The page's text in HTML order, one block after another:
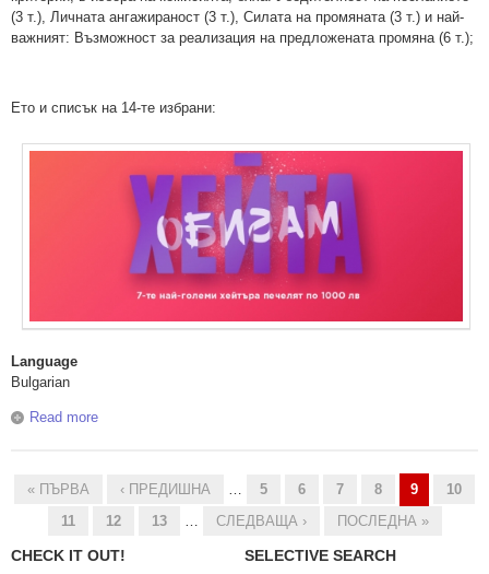
(3 т.), Личната ангажираност (3 т.), Силата на промяната (3 т.) и най-
важният: Възможност за реализация на предложената промяна (6 т.);
Ето и списък на 14-те избрани:
Language
Bulgarian
Read more
« ПЪРВА ‹ ПРЕДИШНА … 5 6 7 8 9
10
11
12 13 … СЛЕДВАЩА › ПОСЛЕДНА »
CHECK IT OUT! SELECTIVE SEARCH